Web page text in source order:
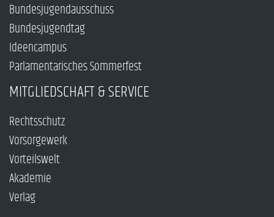
Bundesjugendausschuss
Bundesjugendtag
Ideencampus
Parlamentarisches Sommerfest
MITGLIEDSCHAFT & SERVICE
Rechtsschutz
Vorsorgewerk
Vorteilswelt
Akademie
Verlag